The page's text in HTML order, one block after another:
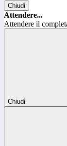
Chiudi
Attendere...
Attendere il
Chiudi